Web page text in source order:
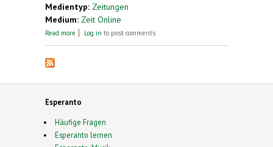
Medientyp: Zeitungen
Medium: Zeit Online
Read more about Europäische Verständigung. Computer statt
Log in to post comments
Esperanto
Häufige Fragen
Esperanto lernen